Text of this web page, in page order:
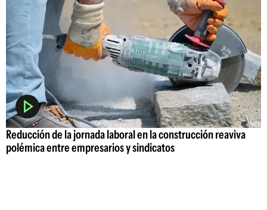
Reducción de la jornada laboral en la construcción reaviva
polémica entre empresarios y sindicatos